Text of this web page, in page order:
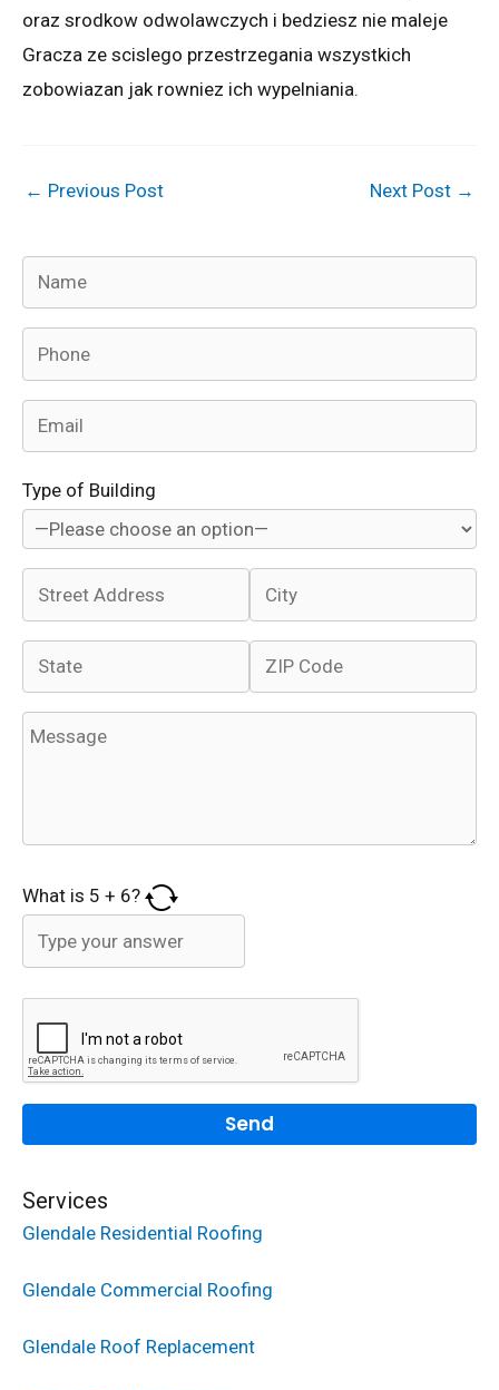
oraz srodkow odwolawczych i bedziesz nie maleje
Gracza ze scislego przestrzegania wszystkich
zobowiazan jak rowniez ich wypelniania.
← Previous Post Next Post →
Type of Building
What is 5 + 6?
Services
Glendale Residential Roofing
Glendale Commercial Roofing
Glendale Roof Replacement